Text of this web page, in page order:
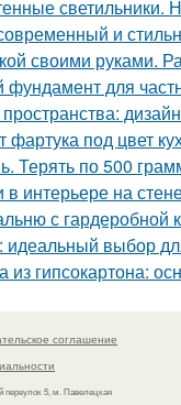
светильники.
и
своими руками.
для
фартука под цвет
Терять по 500
интерьере на
с
идеальный выбор
из гипсокартона:
соглашение
переулок 5, м. Павелецкая